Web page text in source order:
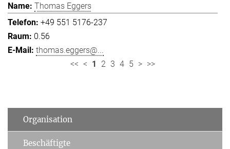
Thomas Eggers
+49 551 5176-237
0.56
thomas.eggers@...
<< < 1 2 3 4 5 > >>
Organisation
Beschäftigte